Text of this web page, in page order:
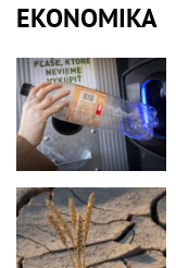
EKONOMIKA